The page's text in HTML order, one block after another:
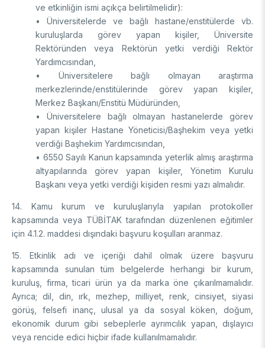
ve etkinliğin ismi açıkça belirtilmelidir):
• Üniversitelerde ve bağlı hastane/enstitülerde vb.
kuruluşlarda görev yapan kişiler, Üniversite
Rektöründen veya Rektörün yetki verdiği Rektör
Yardımcısından,
• Üniversitelere bağlı olmayan araştırma
merkezlerinde/enstitülerinde görev yapan kişiler,
Merkez Başkanı/Enstitü Müdüründen,
• Üniversitelere bağlı olmayan hastanelerde görev
yapan kişiler Hastane Yöneticisi/Başhekim veya yetki
verdiği Başhekim Yardımcısından,
• 6550 Sayılı Kanun kapsamında yeterlik almış araştırma
altyapılarında görev yapan kişiler, Yönetim Kurulu
Başkanı veya yetki verdiği kişiden resmi yazı almalıdır.
14. Kamu kurum ve kuruluşlarıyla yapılan protokoller
kapsamında veya TÜBİTAK tarafından düzenlenen eğitimler
için 4.1.2. maddesi dışındaki başvuru koşulları aranmaz.
15. Etkinlik adı ve içeriği dahil olmak üzere başvuru
kapsamında sunulan tüm belgelerde herhangi bir kurum,
kuruluş, firma, ticari ürün ya da marka öne çıkarılmamalıdır.
Ayrıca; dil, din, ırk, mezhep, milliyet, renk, cinsiyet, siyasi
görüş, felsefi inanç, ulusal ya da sosyal köken, doğum,
ekonomik durum gibi sebeplerle ayrımcılık yapan, dışlayıcı
veya rencide edici hiçbir ifade kullanılmamalıdır.